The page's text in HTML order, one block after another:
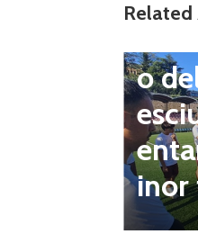
Related
Eccellenza
Il
na
to